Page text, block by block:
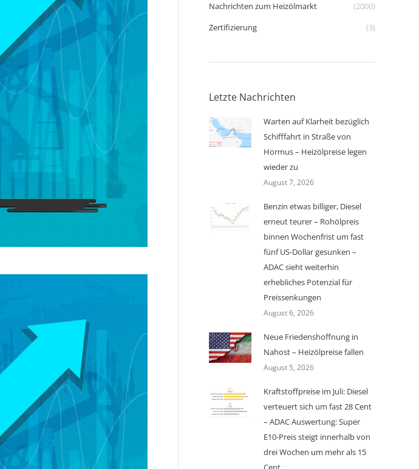
Nachrichten zum Heizölmarkt
(2000)
Zertifizierung
(3)
Letzte Nachrichten
Warten auf Klarheit bezüglich
Schifffahrt in Straße von
Hormus – Heizölpreise legen
wieder zu
August 7, 2026
Benzin etwas billiger, Diesel
erneut teurer – Rohölpreis
binnen Wochenfrist um fast
fünf US-Dollar gesunken –
ADAC sieht weiterhin
erhebliches Potenzial für
Preissenkungen
August 6, 2026
Neue Friedenshoffnung in
Nahost – Heizölpreise fallen
August 5, 2026
Kraftstoffpreise im Juli: Diesel
verteuert sich um fast 28 Cent
– ADAC Auswertung: Super
E10-Preis steigt innerhalb von
drei Wochen um mehr als 15